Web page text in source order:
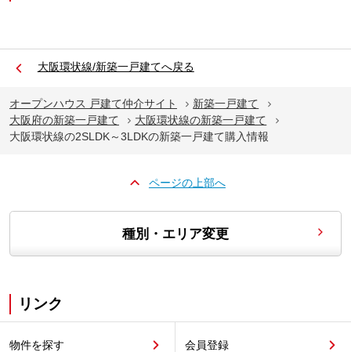
大阪環状線/新築一戸建てへ戻る
オープンハウス 戸建て仲介サイト
新築一戸建て
大阪府の新築一戸建て
大阪環状線の新築一戸建て
大阪環状線の2SLDK～3LDKの新築一戸建て購入情報
ページの上部へ
種別・エリア変更
リンク
物件を探す 会員登録